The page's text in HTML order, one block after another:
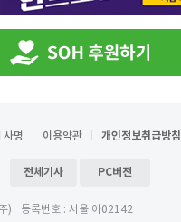
사명 이용약관 개인정보취급방침
전체기사 PC버전
) 등록번호 : 서울 아02142